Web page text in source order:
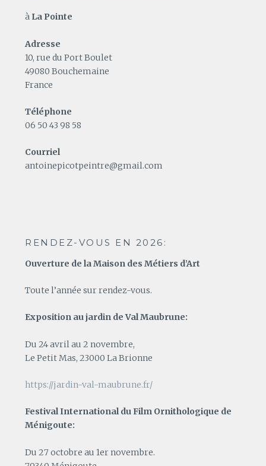
à La Pointe
Adresse
10, rue du Port Boulet
49080 Bouchemaine
France
Téléphone
06 50 43 98 58
Courriel
antoinepicotpeintre@gmail.com
RENDEZ-VOUS EN 2026:
Ouverture de la Maison des Métiers d’Art
Toute l’année sur rendez-vous.
Exposition au jardin de Val Maubrune:
Du 24 avril au 2 novembre,
Le Petit Mas, 23000 La Brionne
https://jardin-val-maubrune.fr/
Festival International du Film Ornithologique de
Ménigoute:
Du 27 octobre au 1er novembre.